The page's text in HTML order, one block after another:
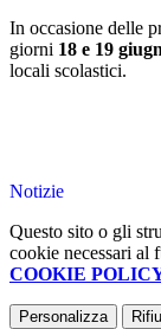
In occasione delle
giorni 18 e 19
locali scolastici.
Notizie
Questo sito o gli
cookie necessari al
COOKIE
Personalizza